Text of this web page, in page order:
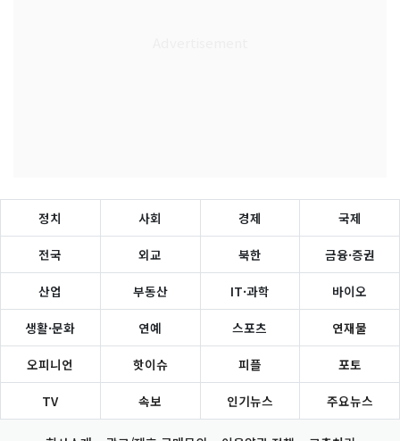
정치 사회 경제 국제
전국 외교 북한 금융·증권
산업 부동산 IT·과학 바이오
생활·문화 연예 스포츠 연재물
오피니언 핫이슈 피플 포토
TV 속보 인기뉴스 주요뉴스